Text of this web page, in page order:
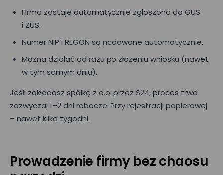
Firma zostaje automatycznie zgłoszona do GUS
i ZUS.
Numer NIP i REGON są nadawane automatycznie.
Można działać od razu po złożeniu wniosku (nawet
w tym samym dniu).
Jeśli zakładasz spółkę z o.o. przez S24, proces trwa
zazwyczaj 1–2 dni robocze. Przy rejestracji papierowej
– nawet kilka tygodni.
Prowadzenie firmy bez chaosu